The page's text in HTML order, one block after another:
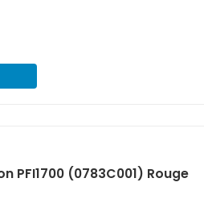
PFI1700 (0783C001) Rouge